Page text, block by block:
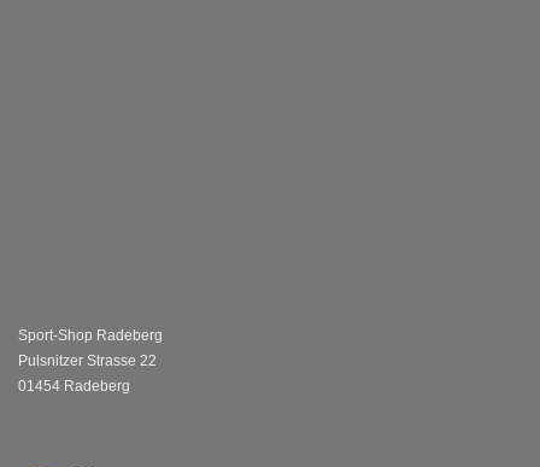
Sport-Shop Radeberg
Pulsnitzer Strasse 22
01454 Radeberg